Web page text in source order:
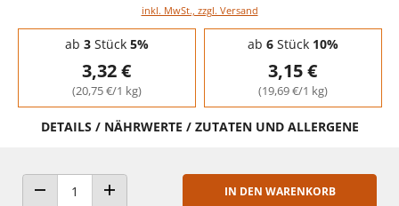
inkl. MwSt., zzgl. Versand
Staffelpreise - Mengenrabatt
ab 3Stück 5%
3,32 €
(20,75 €/1 kg)
ab 6Stück 10%
3,15 €
(19,69 €/1 kg)
DETAILS / NÄHRWERTE / ZUTATEN UND ALLERGENE
IN DEN WARENKORB